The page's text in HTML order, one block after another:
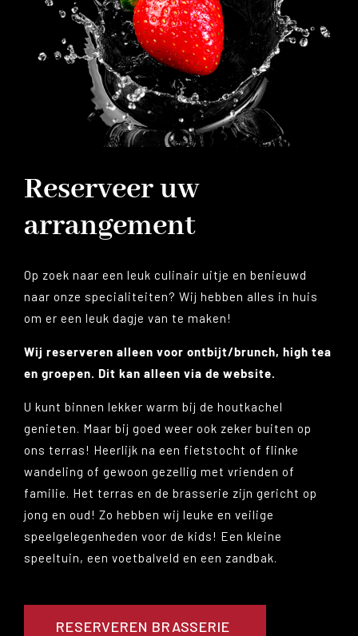
Reserveer uw
arrangement
Op zoek naar een leuk culinair uitje en benieuwd
naar onze specialiteiten? Wij hebben alles in huis
om er een leuk dagje van te maken!
Wij reserveren alleen voor ontbijt/brunch, high tea
en groepen. Dit kan alleen via de website.
U kunt binnen lekker warm bij de houtkachel
genieten. Maar bij goed weer ook zeker buiten op
ons terras! Heerlijk na een fietstocht of flinke
wandeling of gewoon gezellig met vrienden of
familie. Het terras en de brasserie zijn gericht op
jong en oud! Zo hebben wij leuke en veilige
speelgelegenheden voor de kids! Een kleine
speeltuin, een voetbalveld en een zandbak.
RESERVEREN BRASSERIE